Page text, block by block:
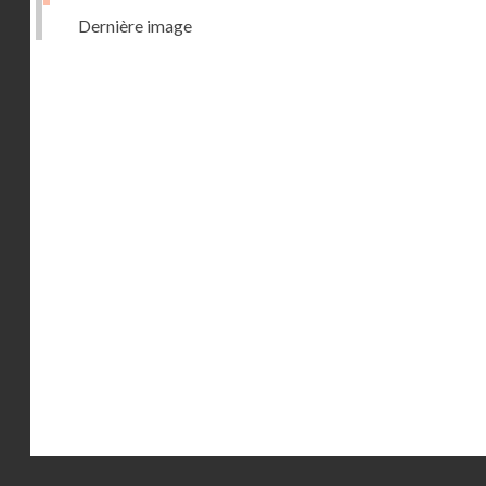
Dernière image